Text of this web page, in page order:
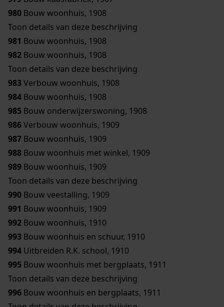
980 Bouw woonhuis, 1908
Toon details van deze beschrijving
981 Bouw woonhuis, 1908
982 Bouw woonhuis, 1908
Toon details van deze beschrijving
983Verbouw woonhuis, 1908
984 Bouw woonhuis, 1908
985 Bouw onderwijzerswoning, 1908
986Verbouw woonhuis, 1909
987 Bouw woonhuis, 1909
988 Bouw woonhuis met winkel, 1909
989 Bouw woonhuis, 1909
Toon details van deze beschrijving
990 Bouw veestalling, 1909
991 Bouw woonhuis, 1909
992 Bouw woonhuis, 1910
993 Bouw woonhuis en schuur, 1910
994 Uitbreiden R.K. school, 1910
995 Bouw woonhuis met bergplaats, 1911
Toon details van deze beschrijving
996 Bouw woonhuis en bergplaats, 1911